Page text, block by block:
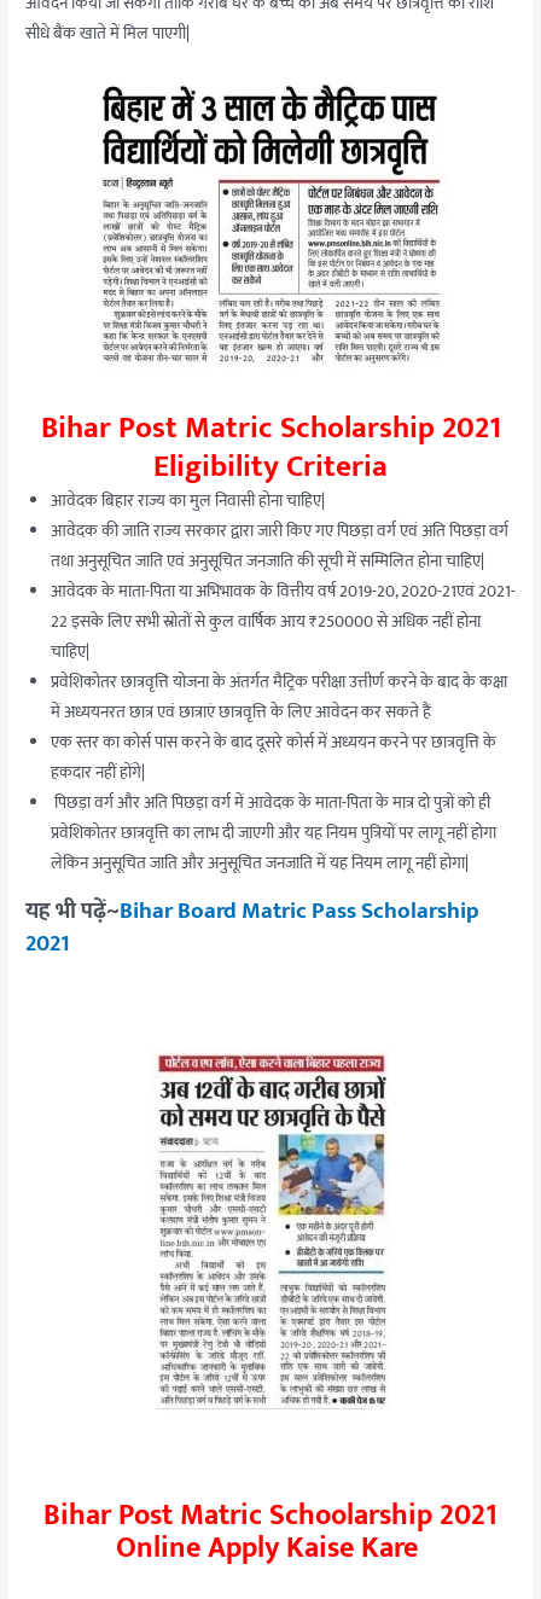
सीधे बैंक खाते में मिल पाएगी|
Bihar Post Matric Scholarship 2021
Eligibility Criteria
आवेदक बिहार राज्य का मुल निवासी होना चाहिए|
आवेदक की जाति राज्य सरकार द्वारा जारी किए गए पिछड़ा वर्ग एवं अति पिछड़ा वर्ग
तथा अनुसूचित जाति एवं अनुसूचित जनजाति की सूची में सम्मिलित होना चाहिए|
आवेदक के माता-पिता या अभिभावक के वित्तीय वर्ष 2019-20, 2020-21एवं 2021-
22 इसके लिए सभी स्रोतों से कुल वार्षिक आय ₹250000 से अधिक नहीं होना
चाहिए|
प्रवेशिकोतर छात्रवृत्ति योजना के अंतर्गत मैट्रिक परीक्षा उत्तीर्ण करने के बाद के कक्षा
में अध्ययनरत छात्र एवं छात्राएं छात्रवृत्ति के लिए आवेदन कर सकते हैं
एक स्तर का कोर्स पास करने के बाद दूसरे कोर्स में अध्ययन करने पर छात्रवृत्ति के
हकदार नहीं होंगे|
पिछड़ा वर्ग और अति पिछड़ा वर्ग में आवेदक के माता-पिता के मात्र दो पुत्रों को ही
प्रवेशिकोतर छात्रवृत्ति का लाभ दी जाएगी और यह नियम पुत्रियों पर लागू नहीं होगा
लेकिन अनुसूचित जाति और अनुसूचित जनजाति में यह नियम लागू नहीं होगा|
यह भी पढ़ें~Bihar Board Matric Pass Scholarship
2021
Bihar Post Matric Schoolarship 2021
Online Apply Kaise Kare